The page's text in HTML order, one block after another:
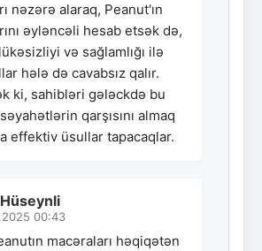
nəzərə alaraq, Peanut'ın
əyləncəli hesab etsək də,
və sağlamlığı ilə
hələ də cavabsız qalır.
ki, sahibləri gələckdə bu
qarşısını almaq
effektiv üsullar tapacaqlar.
00:43
macəraları həqiqətən